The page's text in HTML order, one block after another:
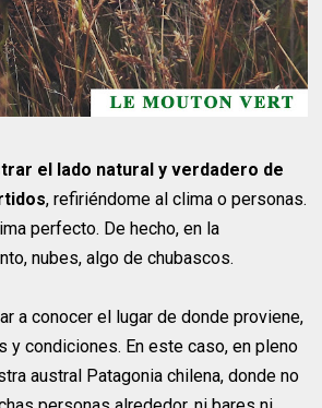
el lado natural y verdadero de
, refiriéndome al clima o personas.
perfecto. De hecho, en la
nubes, algo de chubascos.
a conocer el lugar de donde proviene,
y condiciones. En este caso, en pleno
austral Patagonia chilena, donde no